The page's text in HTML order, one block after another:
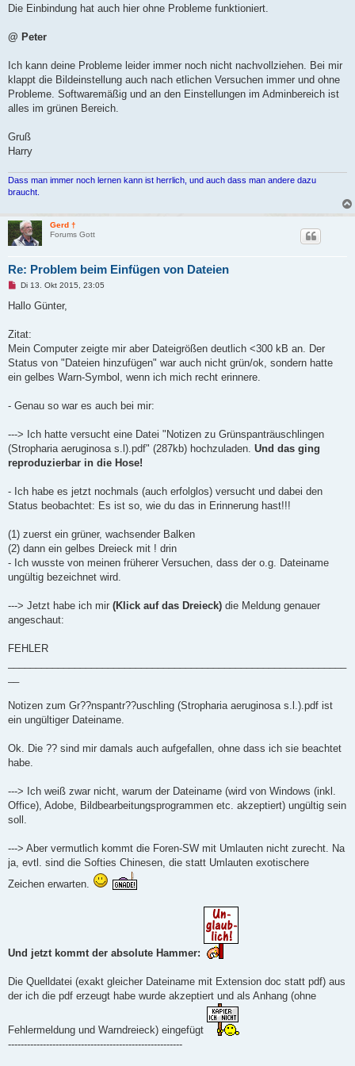
Die Einbindung hat auch hier ohne Probleme funktioniert.
@ Peter
Ich kann deine Probleme leider immer noch nicht nachvollziehen. Bei mir
klappt die Bildeinstellung auch nach etlichen Versuchen immer und ohne
Probleme. Softwaremäßig und an den Einstellungen im Adminbereich ist
alles im grünen Bereich.
Gruß
Harry
Dass man immer noch lernen kann ist herrlich, und auch dass man andere dazu
braucht.
Gerd †
Forums Gott
Re: Problem beim Einfügen von Dateien
U
g
e
e
n
r
i
a
g
Di 13. Okt 2015, 23:05
Hallo Günter,
Zitat:
Mein Computer zeigte mir aber Dateigrößen deutlich <300 kB an. Der
Status von "Dateien hinzufügen" war auch nicht grün/ok, sondern hatte
ein gelbes Warn-Symbol, wenn ich mich recht erinnere.
- Genau so war es auch bei mir:
---> Ich hatte versucht eine Datei "Notizen zu Grünspanträuschlingen
(Stropharia aeruginosa s.l).pdf" (287kb) hochzuladen. Und das ging
reproduzierbar in die Hose!
- Ich habe es jetzt nochmals (auch erfolglos) versucht und dabei den
Status beobachtet: Es ist so, wie du das in Erinnerung hast!!!
(1) zuerst ein grüner, wachsender Balken
(2) dann ein gelbes Dreieck mit ! drin
- Ich wusste von meinen früherer Versuchen, dass der o.g. Dateiname
ungültig bezeichnet wird.
---> Jetzt habe ich mir (Klick auf das Dreieck) die Meldung genauer
angeschaut:
FEHLER
Notizen zum Gr??nspantr??uschling (Stropharia aeruginosa s.l.).pdf ist
ein ungültiger Dateiname.
Ok. Die ?? sind mir damals auch aufgefallen, ohne dass ich sie beachtet
habe.
---> Ich weiß zwar nicht, warum der Dateiname (wird von Windows (inkl.
Office), Adobe, Bildbearbeitungsprogrammen etc. akzeptiert) ungültig sein
soll.
---> Aber vermutlich kommt die Foren-SW mit Umlauten nicht zurecht. Na
ja, evtl. sind die Softies Chinesen, die statt Umlauten exotischere
Zeichen erwarten.
Und jetzt kommt der absolute Hammer:
Die Quelldatei (exakt gleicher Dateiname mit Extension doc statt pdf) aus
der ich die pdf erzeugt habe wurde akzeptiert und als Anhang (ohne
Fehlermeldung und Warndreieck) eingefügt
-------------------------------------------------------